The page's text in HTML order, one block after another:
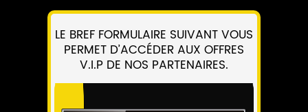
LE BREF FORMULAIRE SUIVANT VOUS
PERMET D’ACCÉDER AUX OFFRES
V.I.P DE NOS PARTENAIRES.